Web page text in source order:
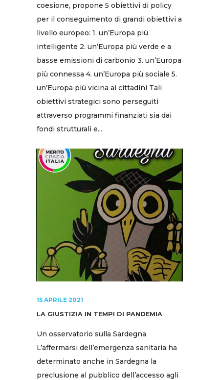
coesione, propone 5 obiettivi di policy
per il conseguimento di grandi obiettivi a
livello europeo: 1. un’Europa più
intelligente 2. un’Europa più verde e a
basse emissioni di carbonio 3. un’Europa
più connessa 4. un’Europa più sociale 5.
un’Europa più vicina ai cittadini Tali
obiettivi strategici sono perseguiti
attraverso programmi finanziati sia dai
fondi strutturali e...
15 APRILE 2021
LA GIUSTIZIA IN TEMPI DI PANDEMIA
Un osservatorio sulla Sardegna
L’affermarsi dell’emergenza sanitaria ha
determinato anche in Sardegna la
preclusione al pubblico dell’accesso agli